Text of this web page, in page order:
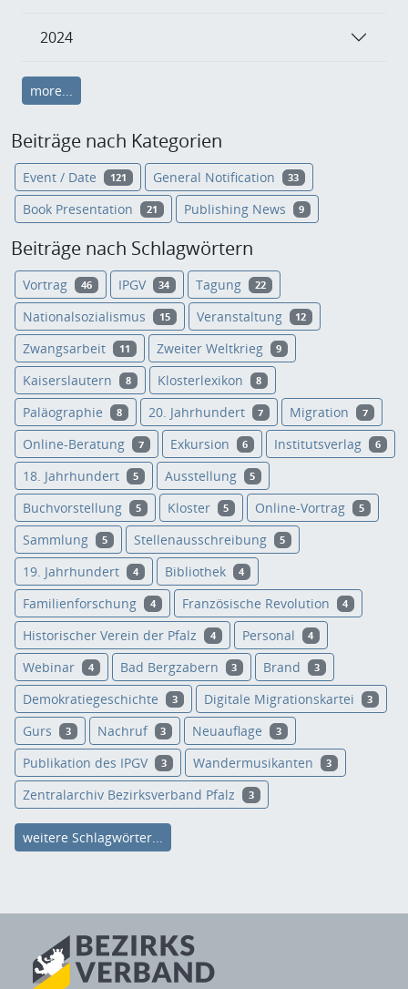
2024
more...
Beiträge nach Kategorien
Event / Date 121 General Notification 33
Book Presentation 21 Publishing News 9
Beiträge nach Schlagwörtern
Vortrag 46 IPGV 34 Tagung 22
Nationalsozialismus 15 Veranstaltung 12
Zwangsarbeit 11 Zweiter Weltkrieg 9
Kaiserslautern 8 Klosterlexikon 8
Paläographie 8 20. Jahrhundert 7 Migration 7
Online-Beratung 7 Exkursion 6 Institutsverlag 6
18. Jahrhundert 5 Ausstellung 5
Buchvorstellung 5 Kloster 5 Online-Vortrag 5
Sammlung 5 Stellenausschreibung 5
19. Jahrhundert 4 Bibliothek 4
Familienforschung 4 Französische Revolution 4
Historischer Verein der Pfalz 4 Personal 4
Webinar 4 Bad Bergzabern 3 Brand 3
Demokratiegeschichte 3 Digitale Migrationskartei 3
Gurs 3 Nachruf 3 Neuauflage 3
Publikation des IPGV 3 Wandermusikanten 3
Zentralarchiv Bezirksverband Pfalz 3
weitere Schlagwörter...